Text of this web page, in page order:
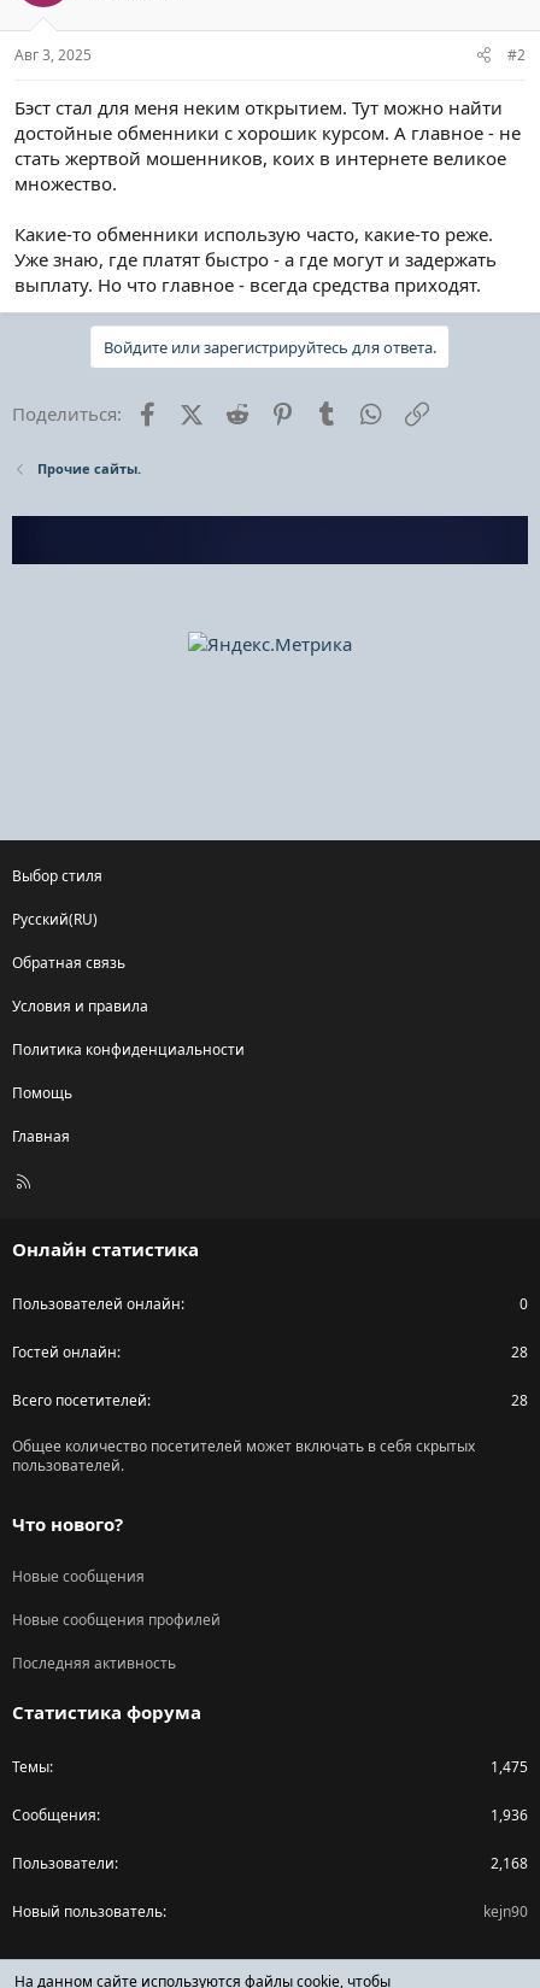
Авг 3, 2025 #2
Бэст стал для меня неким открытием. Тут можно найти
достойные обменники с хорошик курсом. А главное - не
стать жертвой мошенников, коих в интернете великое
множество.
Какие-то обменники использую часто, какие-то реже.
Уже знаю, где платят быстро - а где могут и задержать
выплату. Но что главное - всегда средства приходят.
Войдите или зарегистрируйтесь для ответа.
Поделиться: FacebookX (Twitter)
Reddit PinterestTumblr WhatsApp
Прочие сайты.
Выбор стиля
Русский(RU)
Обратная связь
Условия и правила
Политика конфиденциальности
Помощь
Главная
R
Онлайн статистика
Пользователей онлайн 0
Гостей онлайн 28
Всего посетителей 28
Общее количество посетителей может включать в себя скрытых
пользователей.
Что нового?
Новые сообщения
Новые сообщения профилей
Последняя активность
Статистика форума
Темы 1,475
Сообщения 1,936
Пользователи 2,168
Новый пользователь kejn90
Поделиться страницей
На данном сайте используются файлы cookie, чтобы